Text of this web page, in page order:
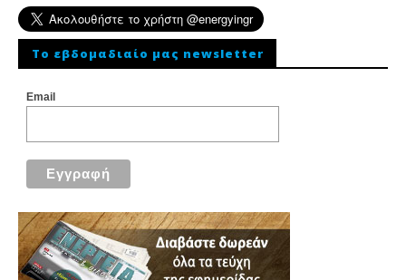
To εβδομαδιαίο μας newsletter
Email